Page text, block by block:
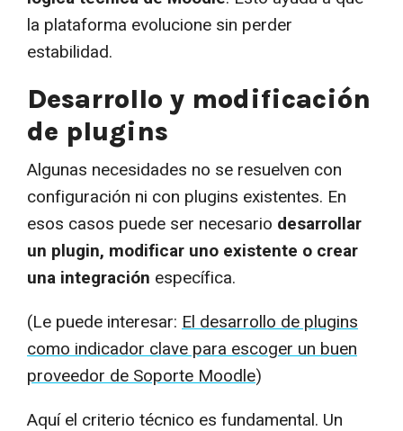
la plataforma evolucione sin perder
estabilidad.
Desarrollo y modificación
de plugins
Algunas necesidades no se resuelven con
configuración ni con plugins existentes. En
esos casos puede ser necesario desarrollar
un plugin, modificar uno existente o crear
una integración específica.
(Le puede interesar: El desarrollo de plugins
como indicador clave para escoger un buen
proveedor de Soporte Moodle)
Aquí el criterio técnico es fundamental. Un